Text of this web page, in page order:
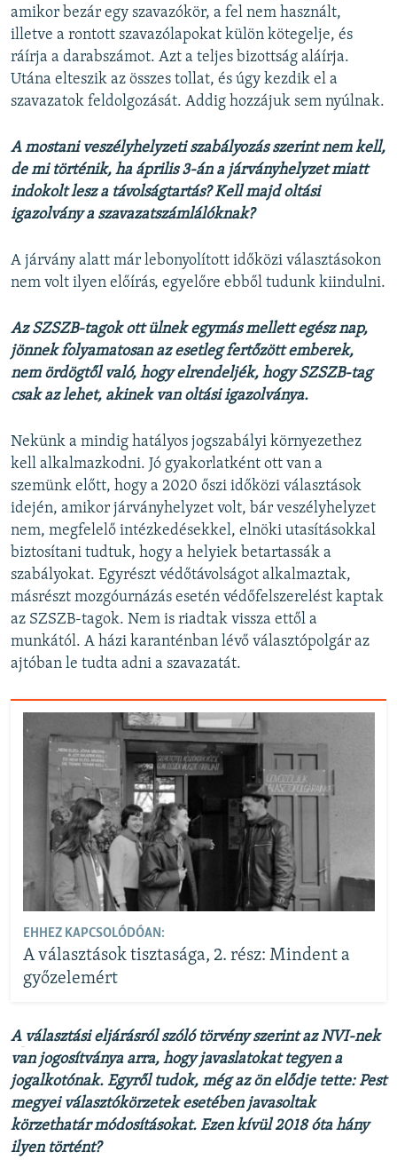
amikor bezár egy szavazókör, a fel nem használt,
illetve a rontott szavazólapokat külön kötegelje, és
ráírja a darabszámot. Azt a teljes bizottság aláírja.
Utána elteszik az összes tollat, és úgy kezdik el a
szavazatok feldolgozását. Addig hozzájuk sem nyúlnak.
A mostani veszélyhelyzeti szabályozás szerint nem kell,
de mi történik, ha április 3-án a járványhelyzet miatt
indokolt lesz a távolságtartás? Kell majd oltási
igazolvány a szavazatszámlálóknak?
A járvány alatt már lebonyolított időközi választásokon
nem volt ilyen előírás, egyelőre ebből tudunk kiindulni.
Az SZSZB-tagok ott ülnek egymás mellett egész nap,
jönnek folyamatosan az esetleg fertőzött emberek,
nem ördögtől való, hogy elrendeljék, hogy SZSZB-tag
csak az lehet, akinek van oltási igazolványa.
Nekünk a mindig hatályos jogszabályi környezethez
kell alkalmazkodni. Jó gyakorlatként ott van a
szemünk előtt, hogy a 2020 őszi időközi választások
idején, amikor járványhelyzet volt, bár veszélyhelyzet
nem, megfelelő intézkedésekkel, elnöki utasításokkal
biztosítani tudtuk, hogy a helyiek betartassák a
szabályokat. Egyrészt védőtávolságot alkalmaztak,
másrészt mozgóurnázás esetén védőfelszerelést kaptak
az SZSZB-tagok. Nem is riadtak vissza ettől a
munkától. A házi karanténban lévő választópolgár az
ajtóban le tudta adni a szavazatát.
EHHEZ KAPCSOLÓDÓAN:
A választások tisztasága, 2. rész: Mindent a
győzelemért
A ​választási eljárásról szóló törvény szerint az NVI-nek
van jogosítványa arra, hogy javaslatokat tegyen a
jogalkotónak. Egyről tudok, még az ön elődje tette: Pest
megyei választókörzetek esetében javasoltak
körzethatár módosításokat. Ezen kívül 2018 óta hány
ilyen történt?